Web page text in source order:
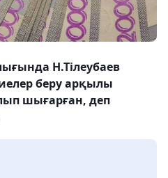
Н.Тілеубаев
беру арқылы
шығарған, деп